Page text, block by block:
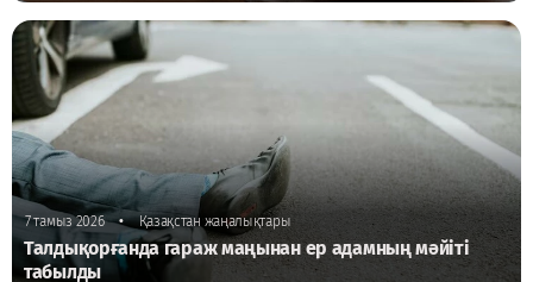
7 тамыз 2026 • Қазақстан жаңалықтары
Талдықорғанда гараж маңынан ер адамның мәйіті
табылды